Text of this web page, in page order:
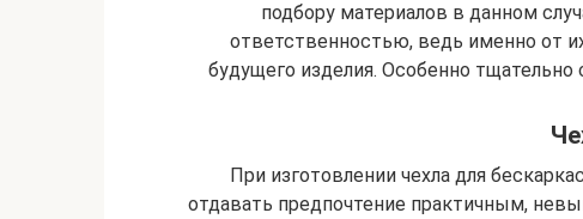
подбору материалов в данном
ответственностью, ведь именно от
будущего изделия. Особенно тщательно
При изготовлении чехла для
отдавать предпочтение практичным,